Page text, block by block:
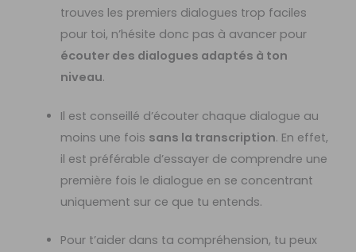
trouves les premiers dialogues trop faciles
pour toi, n’hésite donc pas à avancer pour
écouter des dialogues adaptés à ton
niveau.
Il est conseillé d’écouter chaque dialogue au
moins une fois sans la transcription. En effet,
il est préférable d’essayer de comprendre une
première fois le dialogue en se concentrant
uniquement sur ce que tu entends.
Pour t’aider dans ta compréhension, tu peux